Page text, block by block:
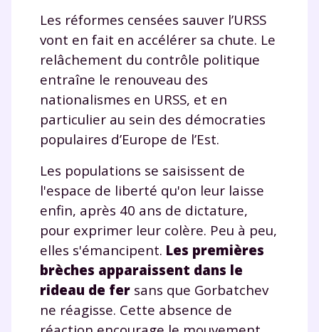
Les réformes censées sauver l’URSS
vont en fait en accélérer sa chute. Le
relâchement du contrôle politique
entraîne le renouveau des
nationalismes en URSS, et en
particulier au sein des démocraties
populaires d’Europe de l’Est.
Les populations se saisissent de
l'espace de liberté qu'on leur laisse
enfin, après 40 ans de dictature,
pour exprimer leur colère. Peu à peu,
elles s'émancipent. Les premières
brèches apparaissent dans le
rideau de fer sans que Gorbatchev
ne réagisse. Cette absence de